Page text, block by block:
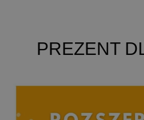
PREZENT